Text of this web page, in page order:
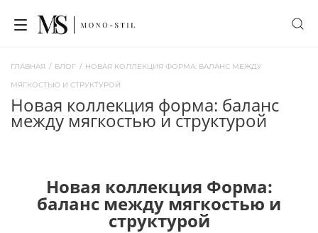
ГЛАВНАЯ / БЛОГ / НОВАЯ КОЛЛЕКЦИЯ ФОРМА: БАЛАНС МЕЖДУ
МЯГКОСТЬЮ И СТРУКТУРОЙ
новая коллекция форма: баланс
между мягкостью и структурой
Новая коллекция Форма:
баланс между мягкостью и
структурой